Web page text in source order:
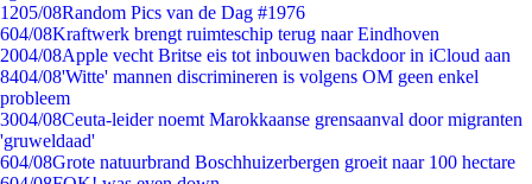
1205/08Random Pics van de Dag #1976
604/08Kraftwerk brengt ruimteschip terug naar Eindhoven
2004/08Apple vecht Britse eis tot inbouwen backdoor in iCloud aan
8404/08'Witte' mannen discrimineren is volgens OM geen enkel
probleem
3004/08Ceuta-leider noemt Marokkaanse grensaanval door migranten
'gruweldaad'
604/08Grote natuurbrand Boschhuizerbergen groeit naar 100 hectare